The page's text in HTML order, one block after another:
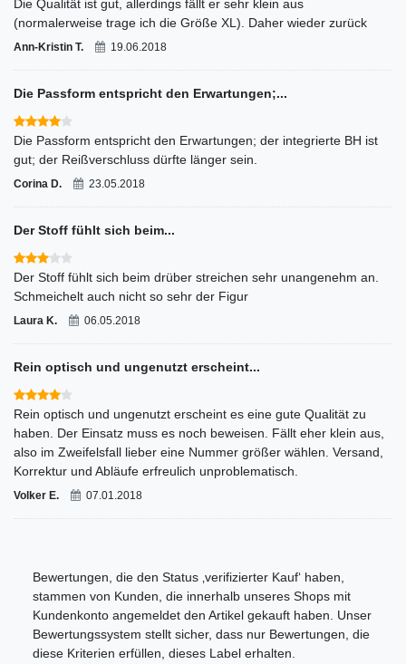
Die Qualität ist gut, allerdings fällt er sehr klein aus
(normalerweise trage ich die Größe XL). Daher wieder zurück
Ann-Kristin T. 19.06.2018
Die Passform entspricht den Erwartungen;...
Die Passform entspricht den Erwartungen; der integrierte BH ist
gut; der Reißverschluss dürfte länger sein.
Corina D. 23.05.2018
Der Stoff fühlt sich beim...
Der Stoff fühlt sich beim drüber streichen sehr unangenehm an.
Schmeichelt auch nicht so sehr der Figur
Laura K. 06.05.2018
Rein optisch und ungenutzt erscheint...
Rein optisch und ungenutzt erscheint es eine gute Qualität zu
haben. Der Einsatz muss es noch beweisen. Fällt eher klein aus,
also im Zweifelsfall lieber eine Nummer größer wählen. Versand,
Korrektur und Abläufe erfreulich unproblematisch.
Volker E. 07.01.2018
Bewertungen, die den Status ‚verifizierter Kauf‘ haben,
stammen von Kunden, die innerhalb unseres Shops mit
Kundenkonto angemeldet den Artikel gekauft haben. Unser
Bewertungssystem stellt sicher, dass nur Bewertungen, die
diese Kriterien erfüllen, dieses Label erhalten.